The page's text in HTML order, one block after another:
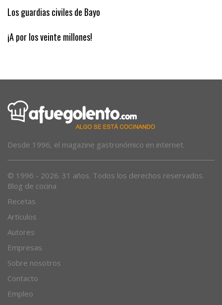
Espanya i les Balears són com vol el PSOE
Los guardias civiles de Bayo
Blog de cocina
Recetas
Artículos
Autores
Empresas
Sobre nosotros
Contacto